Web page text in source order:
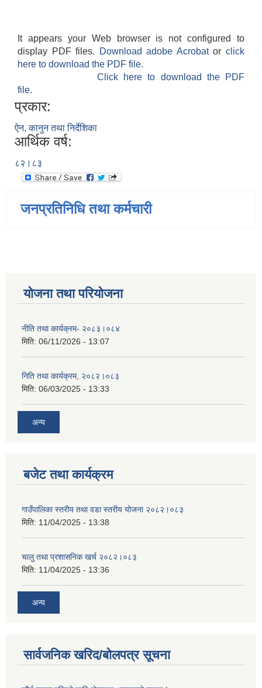
It appears your Web browser is not configured to
display PDF files.
Download adobe Acrobatorclick
here to download the PDF file.
Click here to download the PDF
file.
प्रकार:
ऐन, कानुन तथा निर्देशिका
आर्थिक वर्ष:
८२।८३
जनप्रतिनिधि तथा कर्मचारी
योजना तथा परियोजना
नीति तथा कार्यक्रम- २०८३।०८४
मिति: 06/11/2026 - 13:07
निति तथा कार्यक्रम, २०८२।०८३
मिति: 06/03/2025 - 13:33
अन्य
बजेट तथा कार्यक्रम
गाउँपालिका स्तरीय तथा वडा स्तरीय योजना २०८२।०८३
मिति: 11/04/2025 - 13:38
चालु तथा प्रशासनिक खर्च २०८२।०८३
मिति: 11/04/2025 - 13:36
अन्य
सार्वजनिक खरिद/बोलपत्र सूचना